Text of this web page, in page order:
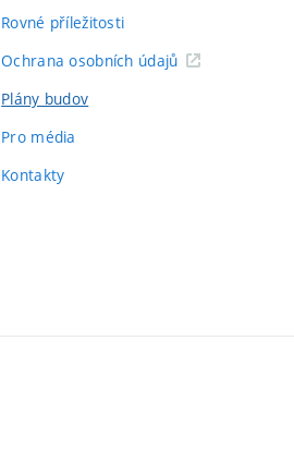
Rovné příležitosti
Ochrana osobních údajů
Plány budov
Pro média
Kontakty